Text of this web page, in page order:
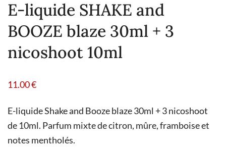
E-liquide SHAKE and
BOOZE blaze 30ml + 3
nicoshoot 10ml
11.00€
E-liquide Shake and Booze blaze 30ml + 3 nicoshoot
de 10ml. Parfum mixte de citron, mûre, framboise et
notes mentholés.